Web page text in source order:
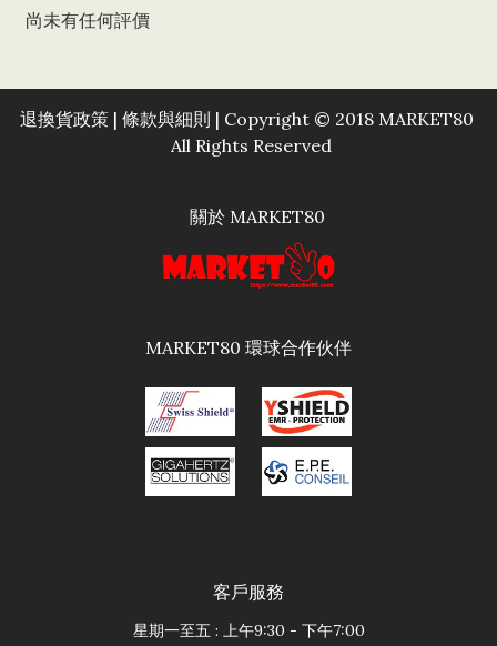
尚未有任何評價
退換貨政策| 條款與細則 | Copyright © 2018 MARKET80
All Rights Reserved
關於 MARKET80
MARKET80 環球合作伙伴
客戶服務
星期一至五 : 上午9:30 - 下午7:00